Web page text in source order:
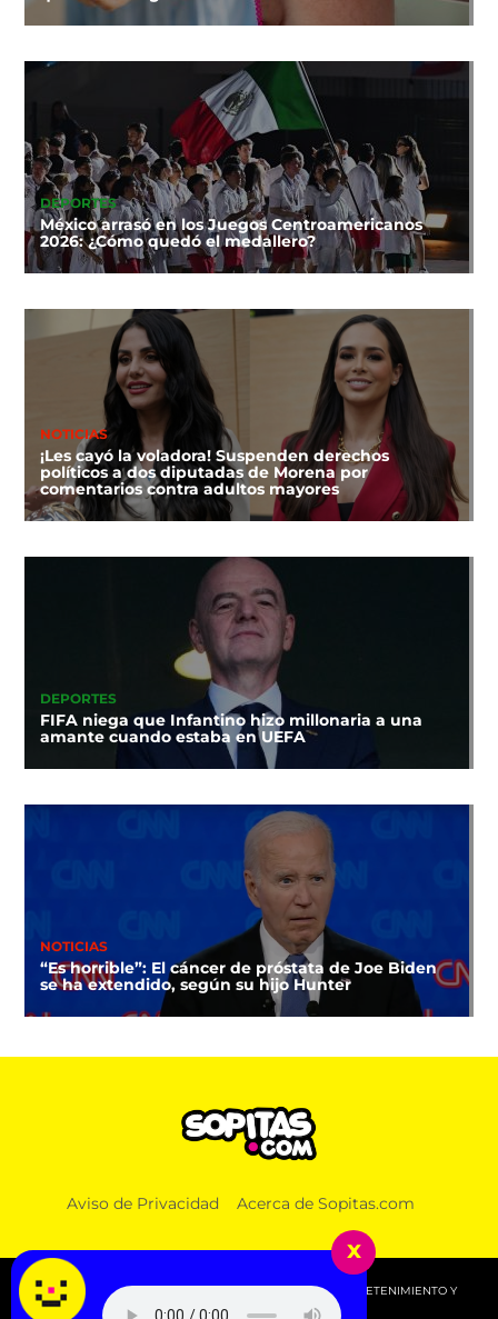
DEPORTES
México arrasó en los Juegos Centroamericanos
2026: ¿Cómo quedó el medallero?
NOTICIAS
¡Les cayó la voladora! Suspenden derechos
políticos a dos diputadas de Morena por
comentarios contra adultos mayores
DEPORTES
FIFA niega que Infantino hizo millonaria a una
amante cuando estaba en UEFA
NOTICIAS
“Es horrible”: El cáncer de próstata de Joe Biden
se ha extendido, según su hijo Hunter
Aviso de Privacidad Acerca de Sopitas.com
© 2026 SOPITAS.COM - MÚSICA, NOTICIAS, DEPORTES, ENTRETENIMIENTO Y
MÁS!.
x